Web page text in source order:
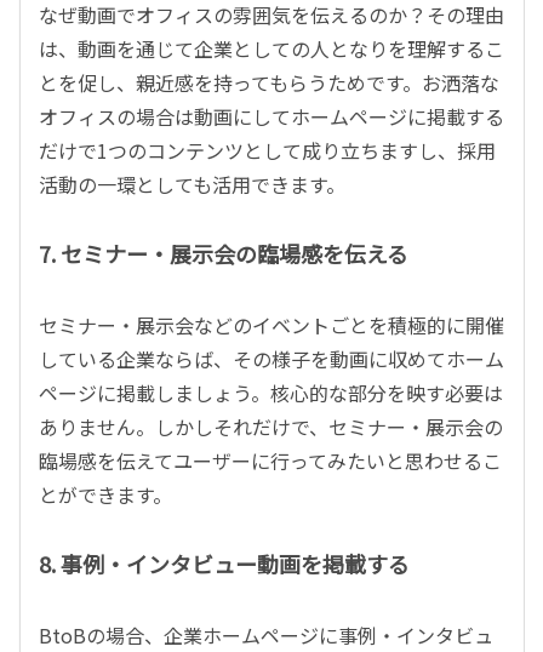
なぜ動画でオフィスの雰囲気を伝えるのか？その理由
は、動画を通じて企業としての人となりを理解するこ
とを促し、親近感を持ってもらうためです。お洒落な
オフィスの場合は動画にしてホームページに掲載する
だけで1つのコンテンツとして成り立ちますし、採用
活動の一環としても活用できます。
7. セミナー・展示会の臨場感を伝える
セミナー・展示会などのイベントごとを積極的に開催
している企業ならば、その様子を動画に収めてホーム
ページに掲載しましょう。核心的な部分を映す必要は
ありません。しかしそれだけで、セミナー・展示会の
臨場感を伝えてユーザーに行ってみたいと思わせるこ
とができます。
8. 事例・インタビュー動画を掲載する
BtoBの場合、企業ホームページに事例・インタビュ